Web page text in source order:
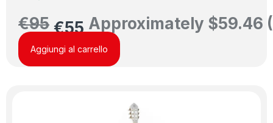
€95 €55 Approximately $59.46
Aggiungi al carrello